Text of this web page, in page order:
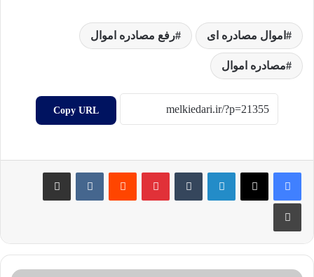
اموال مصادره ای رفع مصادره اموال
مصادره اموال
Copy URL